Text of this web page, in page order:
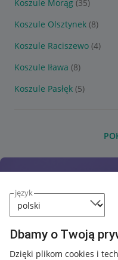
język
Dbamy o Twoją
Dzięki plikom cookies i
Koszule Morąg (35)
Koszule Olsztynek (8)
Koszule Raciszewo (4)
Koszule Iława (8)
Koszule Pasłęk (5)